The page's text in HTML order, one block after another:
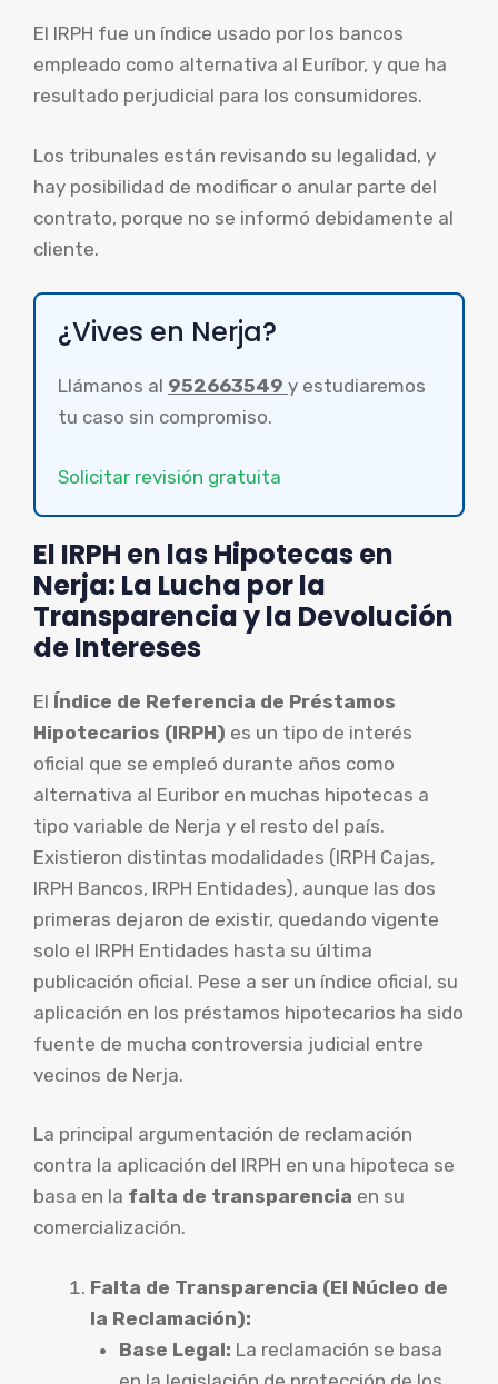
El IRPH fue un índice usado por los bancos
empleado como alternativa al Euríbor, y que ha
resultado perjudicial para los consumidores.
Los tribunales están revisando su legalidad, y
hay posibilidad de modificar o anular parte del
contrato, porque no se informó debidamente al
cliente.
¿Vives en Nerja?
Llámanos al 952663549 y estudiaremos
tu caso sin compromiso.
Solicitar revisión gratuita
El IRPH en las Hipotecas en
Nerja: La Lucha por la
Transparencia y la Devolución
de Intereses
El Índice de Referencia de Préstamos
Hipotecarios (IRPH) es un tipo de interés
oficial que se empleó durante años como
alternativa al Euribor en muchas hipotecas a
tipo variable de Nerja y el resto del país.
Existieron distintas modalidades (IRPH Cajas,
IRPH Bancos, IRPH Entidades), aunque las dos
primeras dejaron de existir, quedando vigente
solo el IRPH Entidades hasta su última
publicación oficial. Pese a ser un índice oficial, su
aplicación en los préstamos hipotecarios ha sido
fuente de mucha controversia judicial entre
vecinos de Nerja.
La principal argumentación de reclamación
contra la aplicación del IRPH en una hipoteca se
basa en la falta de transparencia en su
comercialización.
Falta de Transparencia (El Núcleo de
la Reclamación):
Base Legal: La reclamación se basa